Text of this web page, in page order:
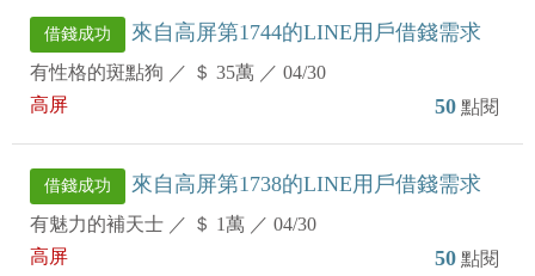
借錢成功 來自高屏第1744的LINE用戶借錢需求
有性格的斑點狗 ／ ＄ 35萬 ／ 04/30
高屏
50 點閱
借錢成功 來自高屏第1738的LINE用戶借錢需求
有魅力的補天士 ／ ＄ 1萬 ／ 04/30
高屏
50 點閱